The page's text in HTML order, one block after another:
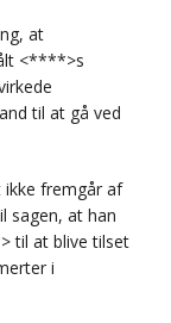
at
<****>s
til at gå ved
fremgår af
sagen, at han
til at blive tilset
i